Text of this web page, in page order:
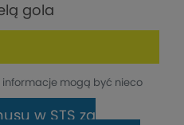
gola
informacje mogą być nieco
w STS za